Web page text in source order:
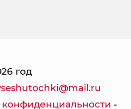
год
конфиденциальности -